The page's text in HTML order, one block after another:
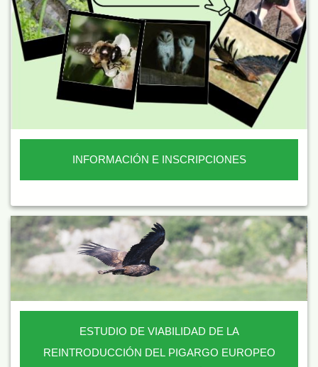
INFORMACIÓN E INSCRIPCIONES
ESTUDIO DE VIABILIDAD DE LA
REINTRODUCCIÓN DEL PIGARGO EUROPEO